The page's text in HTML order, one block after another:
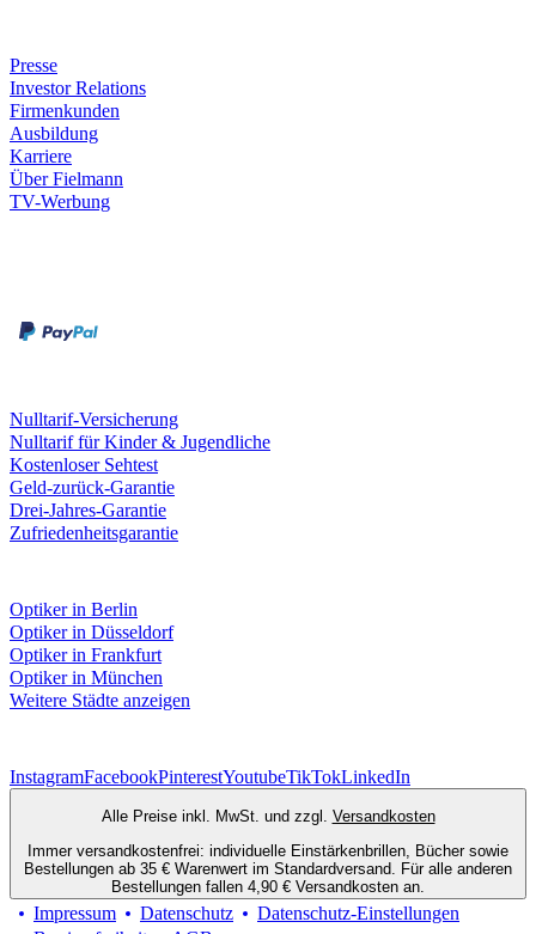
Presse
Investor Relations
Firmenkunden
Ausbildung
Karriere
Über Fielmann
TV-Werbung
Nulltarif-Versicherung
Nulltarif für Kinder & Jugendliche
Kostenloser Sehtest
Geld-zurück-Garantie
Drei-Jahres-Garantie
Zufriedenheitsgarantie
Optiker in Berlin
Optiker in Düsseldorf
Optiker in Frankfurt
Optiker in München
Weitere Städte anzeigen
InstagramFacebookPinterestYoutubeTikTokLinkedIn
Alle Preise inkl. MwSt. und zzgl. Versandkosten
Immer versandkostenfrei: individuelle Einstärkenbrillen, Bücher sowie
Bestellungen ab 35 € Warenwert im Standardversand. Für alle anderen
Bestellungen fallen 4,90 € Versandkosten an.
Impressum Datenschutz
Datenschutz-Einstellungen